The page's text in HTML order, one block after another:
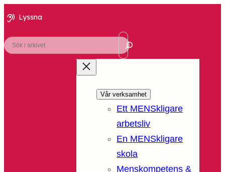
Lyssna
Sök
Vår verksamhet
Ett MENSkligare
arbetsliv
En MENSkligare
skola
Menskompetens &